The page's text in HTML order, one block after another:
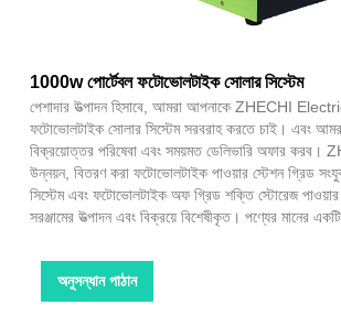
1000w পোর্টেবল ফটোভোলটাইক সোলার সিস্টেম
পেশাদার উত্পাদন হিসাবে, আমরা আপনাকে ZHECHI
ফটোভোলটাইক সোলার সিস্টেম সরবরাহ করতে চাই। এবং
বিক্রয়োত্তর পরিষেবা এবং সময়মত ডেলিভারি অফার করব।
উন্নয়ন, বিতরণ করা ফটোভোলটাইক পাওয়ার স্টেশন গ্রিড
সিস্টেম এবং ফটোভোলটাইক অফ গ্রিড শক্তি স্টোরেজ পাওয়ার
সরঞ্জামের উত্পাদন এবং বিক্রয়ে বিশেষীকৃত। পণ্যের মানের
অনুসন্ধান পাঠান